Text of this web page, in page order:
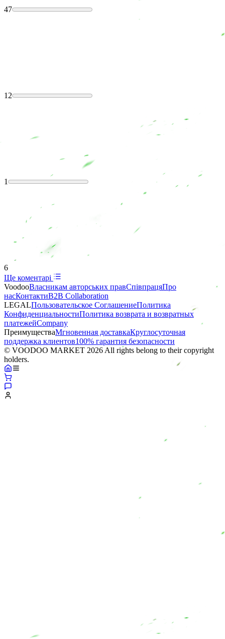
47
12
1
6
Ще коментарі
VoodooВласникам авторських правСпівпрацяПро
насКонтактиB2B Collaboration
LEGALПользовательское СоглашениеПолитика
КонфиденциальностиПолитика возврата и возвратных
платежейCompany
ПреимуществаМгновенная доставкаКруглосуточная
поддержка клиентов100% гарантия безопасности
© VOODOO MARKET 2026 All rights belong to their copyright
holders.